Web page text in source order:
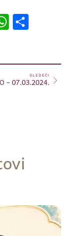
SLEDEĆI
– 07.03.2024.